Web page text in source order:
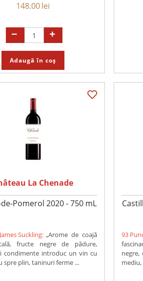
148.00lei
Adaugă în coș
La Chenade
Pomerol 2020 - 750 mL
Suckling: „Arome de coajă
fructe negre de pădure,
condimente introduc un vin cu
spre plin, taninuri ferme ...
93
negre,
mediu,